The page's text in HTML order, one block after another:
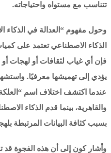
تتناسب مع مستواه واحتياجاته.
وحول مفهوم “العدالة في الذكاء
الذكاء الاصطناعي تعتمد على
فإن أي غياب لثقافات أو لهجات أو
يؤدي إلى تهميشها معرفيًا.
عندما اكتشف اختلاف اسم
والقاهرية، بينما قدم الذكاء
بسبب كثافة البيانات المرتبطة
وأشار كون إلى أن هذه الفجوة قد